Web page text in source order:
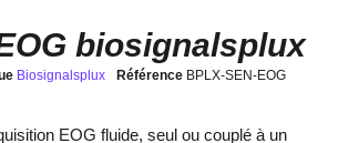
biosignalsplux
Biosignalsplux Référence BPLX-SEN-EOG
EOG fluide, seul ou couplé à un